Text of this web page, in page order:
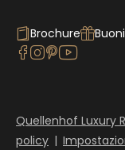
Brochure
Quellenhof Luxury
policy |